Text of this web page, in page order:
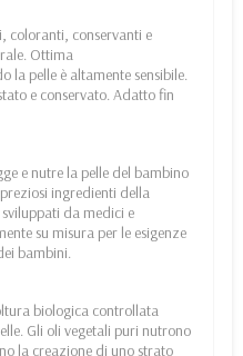
coloranti, conservanti e
Ottima
la pelle è altamente sensibile.
e conservato. Adatto fin
e nutre la pelle del bambino
ingredienti della
da medici e
su misura per le esigenze
bambini.
biologica controllata
Gli oli vegetali puri nutrono
la creazione di uno strato